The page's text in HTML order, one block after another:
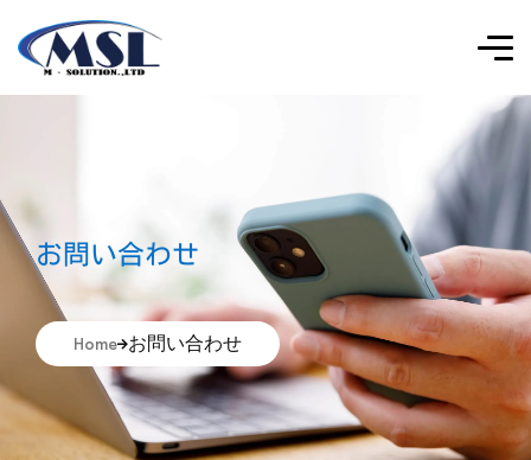
お問い合わせ
Home お問い合わせ